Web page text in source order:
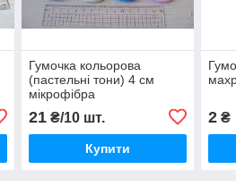
Гумочка кольорова
(пастельні тони) 4 см
мікрофібра
21₴/10 шт.
Купити
2 ₴